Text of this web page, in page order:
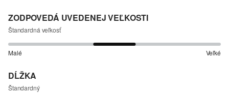
ZODPOVEDÁ UVEDENEJ VEĽKOSTI
Štandardná veľkosť
Malé Veľké
DĹŽKA
Štandardný